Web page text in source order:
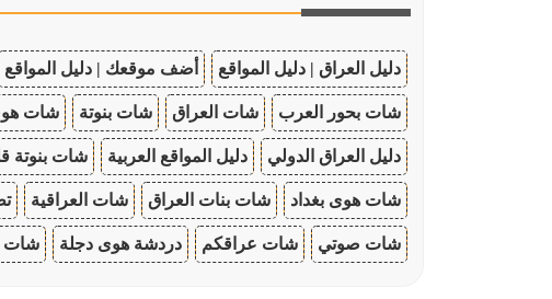
دليل العراق | دليل المواقع أضف موقعك | دليل المواقع
شات بحور العرب شات العراق شات بنوتة شات
دليل العراق الدولي دليل المواقع العربية شات بنوتة
شات هوى بغداد شات بنات العراق شات العراقية
شات صوتي شات عراقكم دردشة هوى دجلة شات